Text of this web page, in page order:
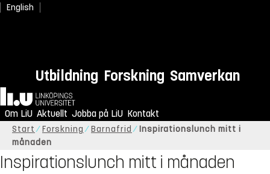
English
Utbildning Forskning Samverkan
Hem
Om LiU Aktuellt Jobba på LiU Kontakt
Start Forskning Barnafrid
Inspirationslunch mitt i
månaden
Inspirationslunch mitt i månaden